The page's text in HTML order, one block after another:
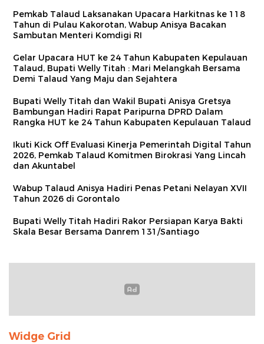
Pemkab Talaud Laksanakan Upacara Harkitnas ke 118
Tahun di Pulau Kakorotan, Wabup Anisya Bacakan
Sambutan Menteri Komdigi RI
Gelar Upacara HUT ke 24 Tahun Kabupaten Kepulauan
Talaud, Bupati Welly Titah : Mari Melangkah Bersama
Demi Talaud Yang Maju dan Sejahtera
Bupati Welly Titah dan Wakil Bupati Anisya Gretsya
Bambungan Hadiri Rapat Paripurna DPRD Dalam
Rangka HUT ke 24 Tahun Kabupaten Kepulauan Talaud
Ikuti Kick Off Evaluasi Kinerja Pemerintah Digital Tahun
2026, Pemkab Talaud Komitmen Birokrasi Yang Lincah
dan Akuntabel
Wabup Talaud Anisya Hadiri Penas Petani Nelayan XVII
Tahun 2026 di Gorontalo
Bupati Welly Titah Hadiri Rakor Persiapan Karya Bakti
Skala Besar Bersama Danrem 131/Santiago
Widge Grid